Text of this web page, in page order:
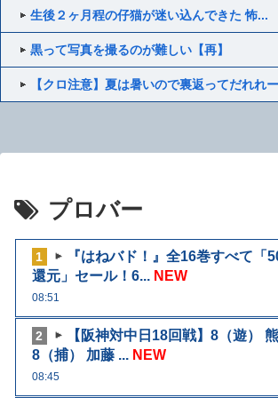
生後２ヶ月程の仔猫が迷い込んできた 怖...
黒って写真を撮るのが難しい【再】
【クロ注意】夏は暑いので裏返ってだれれ
プロバー
1
『はねバド！』全16巻すべて「
還元」セール！6... NEW
08:51
2
【阪神対中日18回戦】8（遊）
8（捕） 加藤 ... NEW
08:45